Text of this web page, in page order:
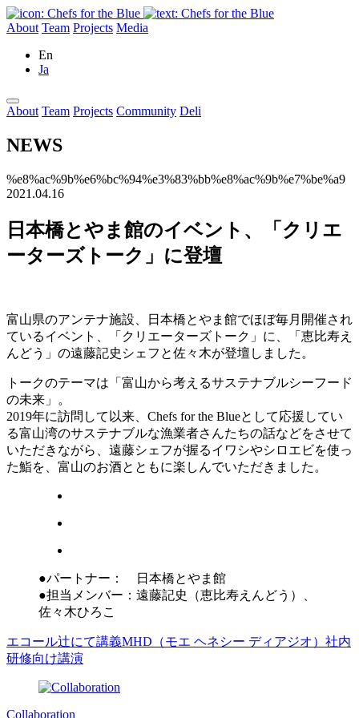
About Team Projects Media
En
Ja
About Team Projects Community Deli
NEWS
%e8%ac%9b%e6%bc%94%e3%83%bb%e8%ac%9b%e7%be%a9
2021.04.16
日本橋とやま館のイベント、「クリエ
ーターズトーク」に登壇
富山県のアンテナ施設、日本橋とやま館でほぼ毎月開催され
ているイベント、「クリエーターズトーク」に、「恵比寿え
んどう」の遠藤記史シェフと佐々木が登壇しました。
トークのテーマは「富山から考えるサステナブルシーフード
の未来」。
2019年に訪問して以来、Chefs for the Blueとして応援してい
る富山湾のサステナブルな漁業者さんたちの話などをさせて
いただきながら、遠藤シェフが握るイワシやシロエビを使っ
た鮨を、富山のお酒とともに楽しんでいただきました。
●パートナー： 日本橋とやま館
●担当メンバー：遠藤記史（恵比寿えんどう）、
佐々木ひろこ
エコール辻にて講義MHD（モエ ヘネシー ディアジオ）社内
研修向け講演
Collaboration